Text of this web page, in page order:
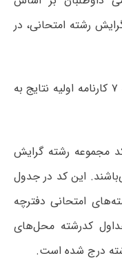
رشته امتحانی، در
مفهوم هر یک از مندرجات جدول شماره ۷ کارنامه اولیه نتایج به
مجموعه رشته گرایش
این کد در جدول
رشته‌های امتحانی دفترچه
کدرشته محل‌های
درج شده است.